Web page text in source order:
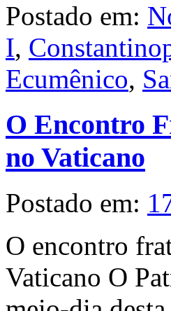
Postado em:
I,
Ecumênico,
O Encontro
no Vaticano
Postado em:
O encontro
Vaticano O